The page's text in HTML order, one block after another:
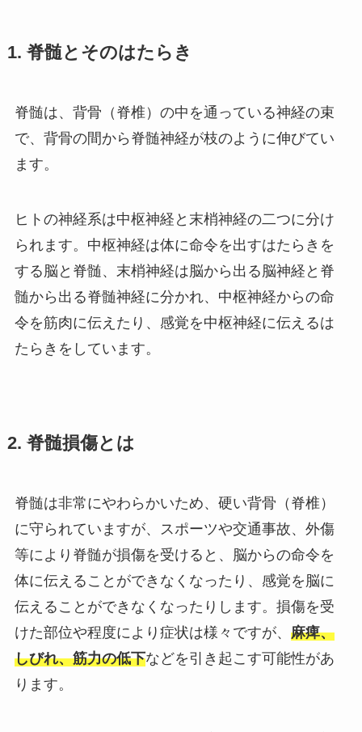
1. 脊髄とそのはたらき
脊髄は、背骨（脊椎）の中を通っている神経の束
で、背骨の間から脊髄神経が枝のように伸びてい
ます。
ヒトの神経系は中枢神経 と 末梢神経の二つに分け
られます。中枢神経は体に命令を出すはたらきを
する脳と脊髄、末梢神経は脳から出る脳神経と脊
髄から出る脊髄神経に分かれ、中枢神経からの命
令を筋肉に伝えたり、感覚を中枢神経に伝えるは
たらきをしています。
2. 脊髄損傷とは
脊髄は非常にやわらかいため、硬い背骨（脊椎）
に守られていますが、スポーツや交通事故、外傷
等により脊髄が損傷を受けると、脳からの命令を
体に伝えることができなくなったり、感覚を脳に
伝えることができなくなったりします。損傷を受
けた部位や程度により症状は様々ですが、 麻痺、
しびれ、筋力の低下などを引き起こす可能性があ
ります。